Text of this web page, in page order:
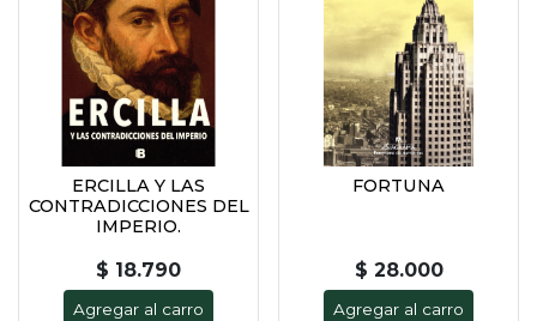
ERCILLA Y LAS
CONTRADICCIONES DEL
IMPERIO.
$ 18.790
Agregar al carro
FORTUNA
$ 28.000
Agregar al carro